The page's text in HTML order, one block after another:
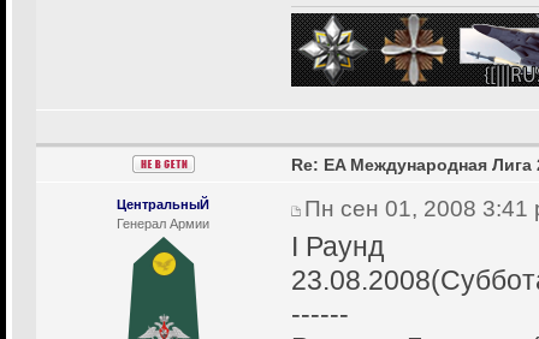
ЦентральныЙ
Генерал Армии
Re: EA Международная Лига
Пн сен 01, 2008 3:41
I Раунд
------